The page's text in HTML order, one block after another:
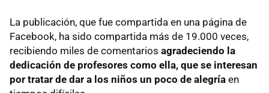
La publicación, que fue compartida en una página de
Facebook, ha sido compartida más de 19.000 veces,
recibiendo miles de comentarios agradeciendo la
dedicación de profesores como ella, que se interesan
por tratar de dar a los niños un poco de alegría en